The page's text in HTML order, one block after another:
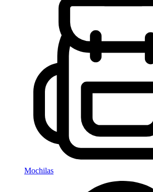
Mochilas